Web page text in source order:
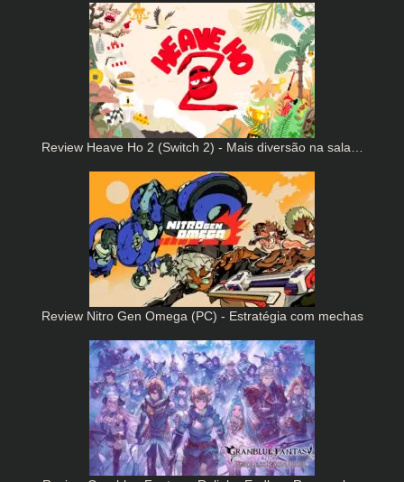
Review Heave Ho 2 (Switch 2) - Mais diversão na sala…
Review Nitro Gen Omega (PC) - Estratégia com mechas